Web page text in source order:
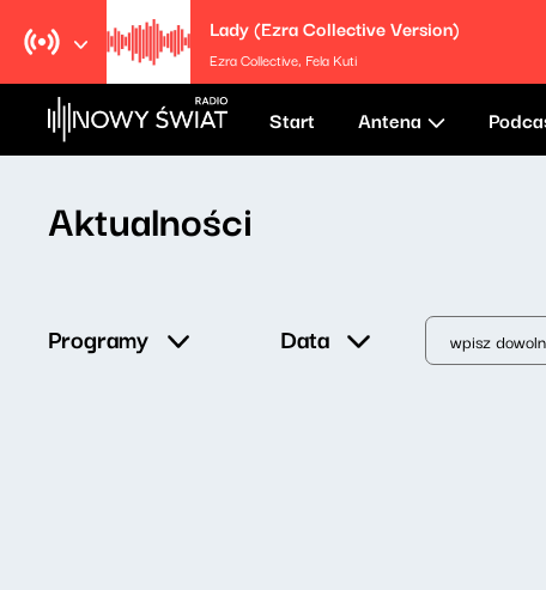
Lady (Ezra Collective Version)
Ezra Collective, Fela Kuti
Start Antena
Aktualności
Programy Data